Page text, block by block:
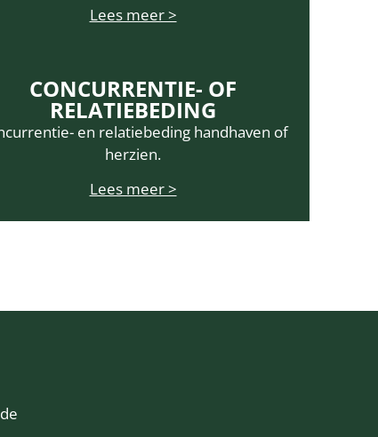
Lees meer >
CONCURRENTIE- OF
RELATIEBEDING
en relatiebeding handhaven of
herzien.
Lees meer >